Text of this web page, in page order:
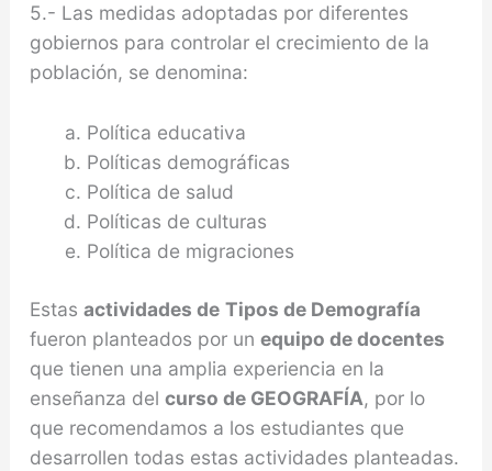
5.- Las medidas adoptadas por diferentes
gobiernos para controlar el crecimiento de la
población, se denomina:
Política educativa
Políticas demográficas
Política de salud
Políticas de culturas
Política de migraciones
Estas actividades de Tipos de Demografía
fueron planteados por un equipo de docentes
que tienen una amplia experiencia en la
enseñanza del curso de GEOGRAFÍA, por lo
que recomendamos a los estudiantes que
desarrollen todas estas actividades planteadas.